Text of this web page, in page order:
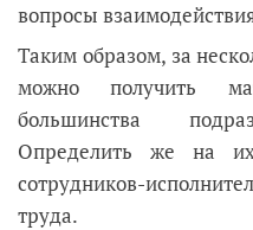
вопросы
Таким образом, за
можно получить
большинства
Определить же на
сотрудников-
труда.